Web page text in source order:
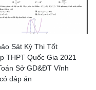
Sát Kỳ Thi Tốt
THPT Quốc Gia 2021
Sở GD&ĐT Vĩnh
đáp án